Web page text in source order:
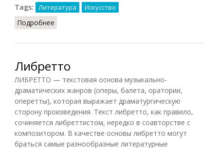
Tags: Литература Искусство
Подробнее
Либретто
ЛИБРЕТТО — текстовая основа музыкально-
драматических жанров (оперы, балета, оратории,
оперетты), которая выражает драматургическую
сторону произведения. Текст либретто, как правило,
сочиняется либреттистом, нередко в соавторстве с
композитором. В качестве основы либретто могут
браться самые разнообразные литературные